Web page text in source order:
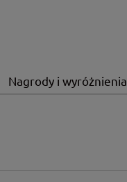
Nagrody i wyróżnienia